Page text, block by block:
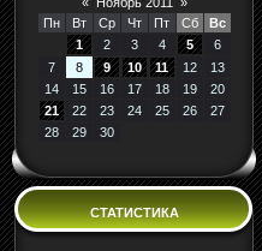
Пн
Вт Ср Чт Пт Сб
Вс
1
2 3 4 5
6
7
8 9 10 11 12
13
14
15 16 17 18 19
20
21
22 23 24 25 26
27
28
29 30
СТАТИСТИКА